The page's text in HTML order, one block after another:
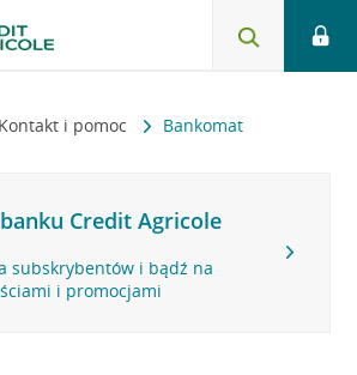
Kontakt i pomoc Bankomat
Credit Agricole
subskrybentów i bądź na
i promocjami